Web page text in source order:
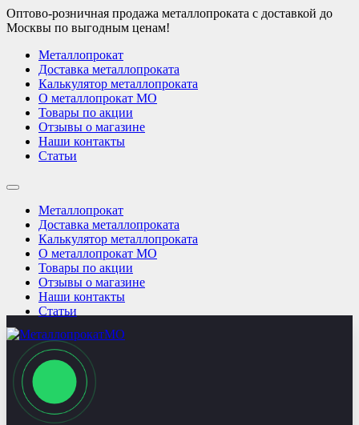
Оптово-розничная продажа металлопроката с доставкой до
Москвы по выгодным ценам!
Металлопрокат
Доставка металлопроката
Калькулятор металлопроката
О металлопрокат МО
Товары по акции
Отзывы о магазине
Наши контакты
Статьи
Металлопрокат
Доставка металлопроката
Калькулятор металлопроката
О металлопрокат МО
Товары по акции
Отзывы о магазине
Наши контакты
Статьи